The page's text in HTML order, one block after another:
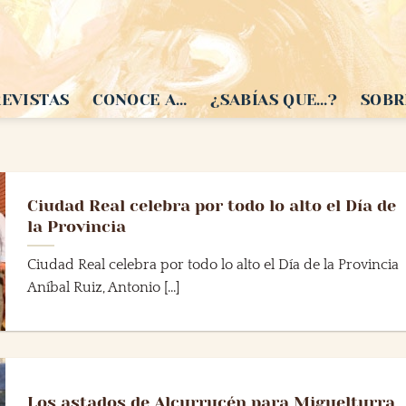
CONOCE A… ¿SABÍAS QUE…?
Ciudad Real celebra por todo lo alto el Día de
la Provincia
Ciudad Real celebra por todo lo alto el Día de la Provincia
Aníbal Ruiz, Antonio [...]
Los astados de Alcurrucén para Miguelturra